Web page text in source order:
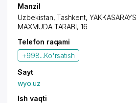
Manzil
Uzbekistan, Tashkent,
MAXMUDA TARABI, 16
Telefon raqami
+998...Ko'rsatish
Sayt
wyo.uz
Ish vaqti